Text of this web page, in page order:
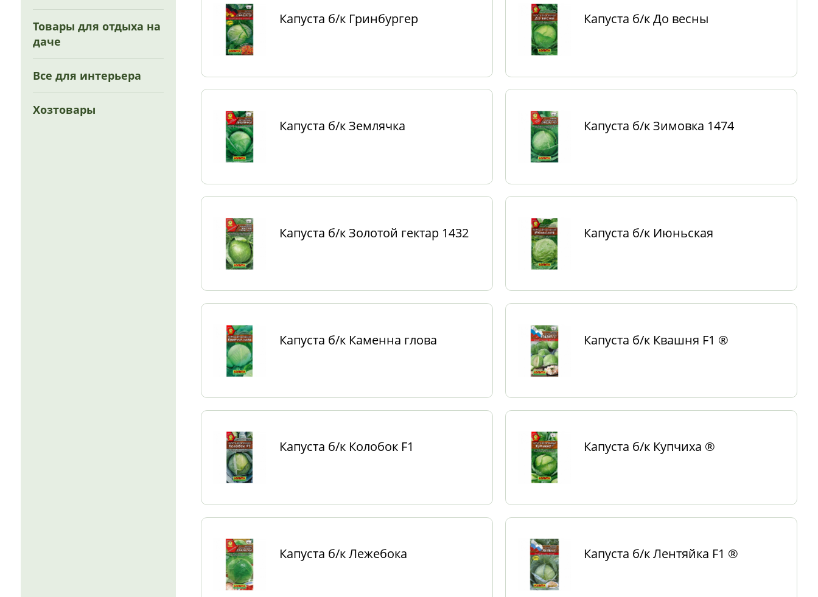
Товары для отдыха на
даче
Все для интерьера
Хозтовары
Капуста б/к Гринбургер Капуста б/к До весны
Капуста б/к Землячка Капуста б/к Зимовка 1474
Капуста б/к Золотой гектар 1432 Капуста б/к Июньская
Капуста б/к Каменна глова Капуста б/к Квашня F1 ®
Капуста б/к Колобок F1 Капуста б/к Купчиха ®
Капуста б/к Лежебока Капуста б/к Лентяйка F1 ®